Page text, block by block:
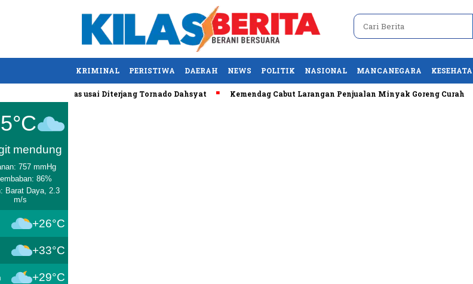
KRIMINAL PERISTIWA DAERAH NEWS POLITIK NASIONAL MANCANEGARA
AS Tewas usai Diterjang Tornado Dahsyat Kemendag Cabut Larangan Penjualan Minyak Goreng Curah
mendung
757 mmHg
86%
Barat Daya, 2.3
m/s
+26°C
+33°C
+29°C